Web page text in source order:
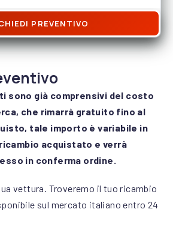
PREVENTIVO
sono già comprensivi del costo
che rimarrà gratuito fino al
tale importo è variabile in
acquistato e verrà
in conferma ordine.
vettura. Troveremo il tuo ricambio
sul mercato italiano entro 24